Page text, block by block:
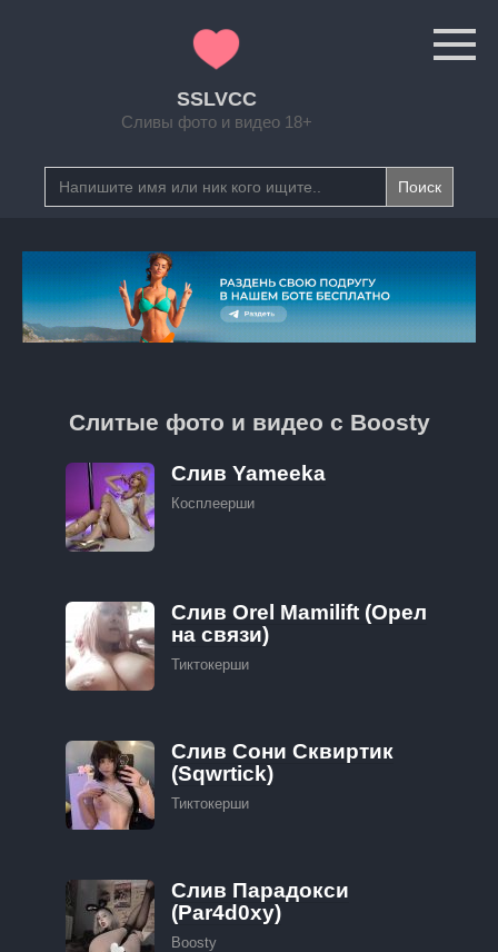
SSLVCC
Сливы фото и видео 18+
Search
for:
Слитые фото и видео с Boosty
Слив Yameeka
Косплеерши
Слив Orel Mamilift (Орел
на связи)
Тиктокерши
Слив Сони Сквиртик
(Sqwrtick)
Тиктокерши
Слив Парадокси
(Par4d0xy)
Boosty